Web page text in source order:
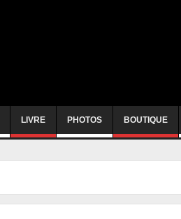
LIVRE PHOTOS BOUTIQUE